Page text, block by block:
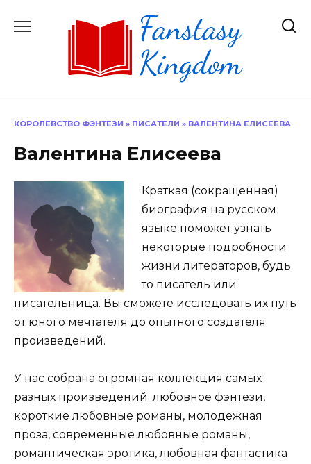
КОРОЛЕВСТВО ФЭНТЕЗИ » ПИСАТЕЛИ » ВАЛЕНТИНА ЕЛИСЕЕВА
Валентина Елисеева
Краткая (сокращенная)
биография на русском
языке поможет узнать
некоторые подробности
жизни литераторов, будь
то писатель или
писательница. Вы сможете исследовать их путь
от юного мечтателя до опытного создателя
произведений.
У нас собрана огромная коллекция самых
разных произведений: любовное фэнтези,
короткие любовные романы, молодежная
проза, современные любовные романы,
романтическая эротика, любовная фантастика